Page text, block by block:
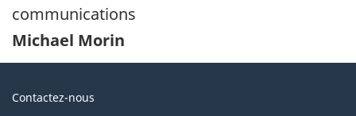
communications
Michael Morin
Au
Contactez-nous